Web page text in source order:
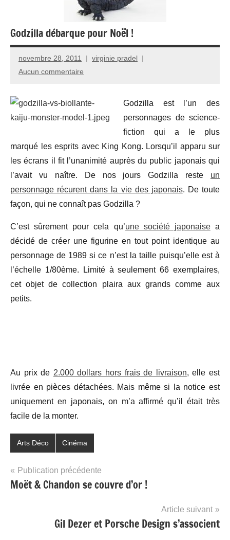
Godzilla débarque pour Noël !
novembre 28, 2011
virginie pradel
Aucun commentaire
Godzilla est l’un des
personnages de science-
fiction qui a le plus
marqué les esprits avec King Kong. Lorsqu’il apparu sur
les écrans il fit l’unanimité auprès du public japonais qui
l’avait vu naître. De nos jours Godzilla reste un
personnage récurent dans la vie des japonais. De toute
façon, qui ne connaît pas Godzilla ?
C’est sûrement pour cela qu’une société japonaisea
décidé de créer une figurine en tout point identique au
personnage de 1989 si ce n’est la taille puisqu’elle est à
l’échelle 1/80ème. Limité à seulement 66 exemplaires,
cet objet de collection plaira aux grands comme aux
petits.
Au prix de 2.000 dollars hors frais de livraison, elle est
livrée en pièces détachées. Mais même si la notice est
uniquement en japonais, on m’a affirmé qu’il était très
facile de la monter.
Arts Déco Cinéma
Navigation
de
Publication précédente
Moët & Chandon se couvre d’or !
Article suivant
Gil Dezer et Porsche Design s’associent